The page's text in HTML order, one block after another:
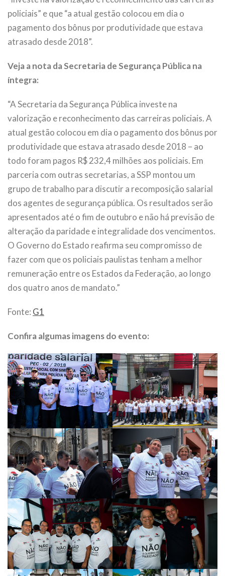
policiais” e que “a atual gestão colocou em dia o
pagamento dos bônus por produtividade que estava
atrasado desde 2018”.
Veja a nota da Secretaria de Segurança Pública na
íntegra:
“A Secretaria da Segurança Pública investe na
valorização e reconhecimento das carreiras policiais. A
atual gestão colocou em dia o pagamento dos bônus por
produtividade que estava atrasado desde 2018 – ao
todo foram pagos R$ 232,4 milhões aos policiais. Em
parceria com outras secretarias, a SSP montou um
grupo de trabalho para discutir a recomposição salarial
dos agentes de segurança pública. Os resultados serão
apresentados até o fim de outubro e não há previsão de
alteração da paridade e integralidade dos vencimentos.
O Governo do Estado reafirma seu compromisso de
fazer com que os policiais paulistas tenham a melhor
remuneração entre os Estados da Federação, ao longo
dos quatro anos de mandato.”
Fonte: G1
Confira algumas imagens do evento: